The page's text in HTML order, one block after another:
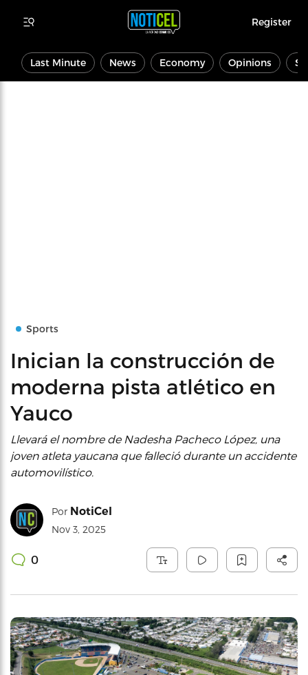
Register
Last Minute News Economy Opinions
Sports
Inician la construcción de
moderna pista atlético en
Yauco
Llevará el nombre de Nadesha Pacheco López, una
joven atleta yaucana que falleció durante un accidente
automovilístico.
Por NotiCel
Nov 3, 2025
0